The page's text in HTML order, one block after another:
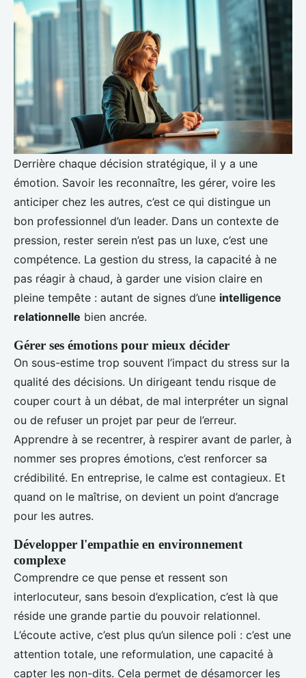
Derrière chaque décision stratégique, il y a une
émotion. Savoir les reconnaître, les gérer, voire les
anticiper chez les autres, c’est ce qui distingue un
bon professionnel d’un leader. Dans un contexte de
pression, rester serein n’est pas un luxe, c’est une
compétence. La gestion du stress, la capacité à ne
pas réagir à chaud, à garder une vision claire en
pleine tempête : autant de signes d’une intelligence
relationnelle bien ancrée.
Gérer ses émotions pour mieux décider
On sous-estime trop souvent l’impact du stress sur la
qualité des décisions. Un dirigeant tendu risque de
couper court à un débat, de mal interpréter un signal
ou de refuser un projet par peur de l’erreur.
Apprendre à se recentrer, à respirer avant de parler, à
nommer ses propres émotions, c’est renforcer sa
crédibilité. En entreprise, le calme est contagieux. Et
quand on le maîtrise, on devient un point d’ancrage
pour les autres.
Développer l'empathie en environnement
complexe
Comprendre ce que pense et ressent son
interlocuteur, sans besoin d’explication, c’est là que
réside une grande partie du pouvoir relationnel.
L’écoute active, c’est plus qu’un silence poli : c’est une
attention totale, une reformulation, une capacité à
capter les non-dits. Cela permet de désamorcer les